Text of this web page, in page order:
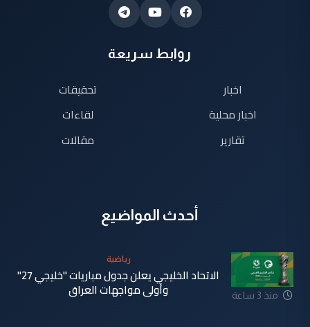
روابط سريعة
اخبار
اخبار محلية
تقارير
تحقيقات
لقاءات
مقالات
أحدث المواضيع
منذ 3 ساعة
رياضية
الاتحاد الخليجي يعلن جدول مباريات "خليجي 27"
وأولى مواجهات العراق